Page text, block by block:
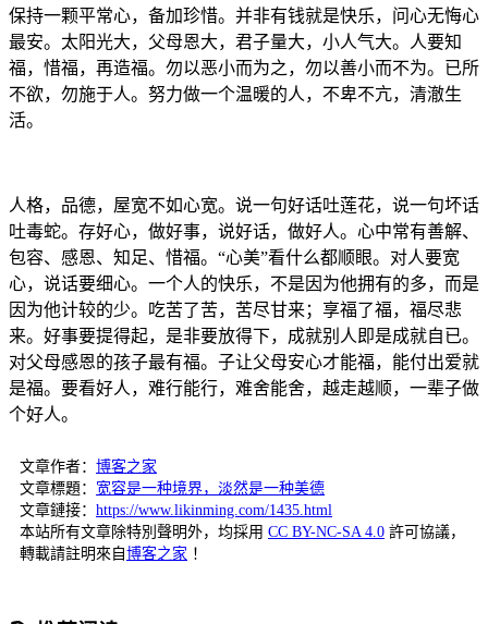
保持一颗平常心，备加珍惜。并非有钱就是快乐，问心无悔心
最安。太阳光大，父母恩大，君子量大，小人气大。人要知
福，惜福，再造福。勿以恶小而为之，勿以善小而不为。已所
不欲，勿施于人。努力做一个温暖的人，不卑不亢，清澈生
活。
人格，品德，屋宽不如心宽。说一句好话吐莲花，说一句坏话
吐毒蛇。存好心，做好事，说好话，做好人。心中常有善解、
包容、感恩、知足、惜福。“心美”看什么都顺眼。对人要宽
心，说话要细心。一个人的快乐，不是因为他拥有的多，而是
因为他计较的少。吃苦了苦，苦尽甘来；享福了福，福尽悲
来。好事要提得起，是非要放得下，成就别人即是成就自已。
对父母感恩的孩子最有福。子让父母安心才能福，能付出爱就
是福。要看好人，难行能行，难舍能舍，越走越顺，一辈子做
个好人。
文章作者： 博客之家
文章標題： 宽容是一种境界，淡然是一种美德
文章鏈接： https://www.likinming.com/1435.html
本站所有文章除特別聲明外，均採用 CC BY-NC-SA 4.0 許可協議，
轉載請註明來自 博客之家 ！